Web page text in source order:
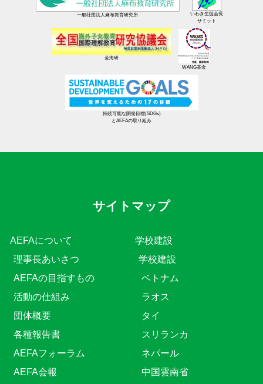
一般社団法人麻布教育研究所
いわき生徒会長
サミット
全海研
WANG基金
持続可能な開発目標(SDGs)
とAEFAの取り組み
サイトマップ
AEFAについて
理事長あいさつ
AEFAの目指すもの
活動の仕組み
団体概要
各種報告書
AEFAフォーラム
AEFA会報
学校建設
学校建設
ベトナム
ラオス
タイ
スリランカ
ネパール
中国雲南省